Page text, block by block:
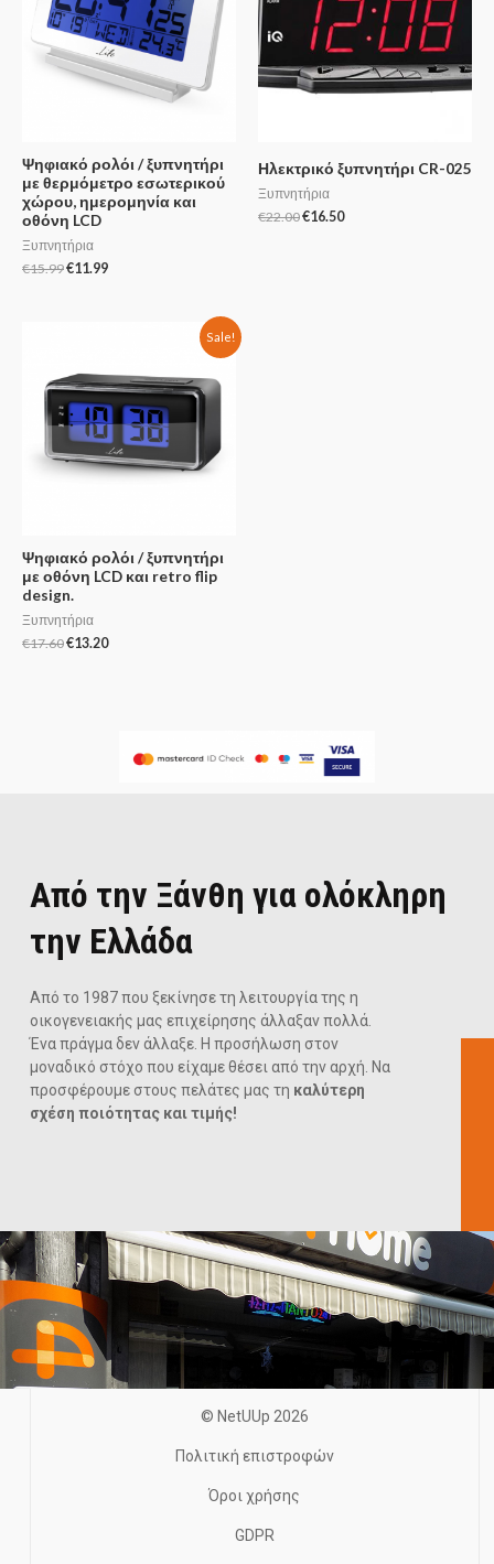
Ψηφιακό ρολόι / ξυπνητήρι
με θερμόμετρο εσωτερικού
χώρου, ημερομηνία και
οθόνη LCD
Ξυπνητήρια
€15.99€11.99
Ηλεκτρικό ξυπνητήρι CR-025
Ξυπνητήρια
€22.00€16.50
Sale!
Ψηφιακό ρολόι / ξυπνητήρι
με οθόνη LCD και retro flip
design.
Ξυπνητήρια
€17.60€13.20
Από την Ξάνθη για ολόκληρη
την Ελλάδα
Από το 1987 που ξεκίνησε τη λειτουργία της η
οικογενειακής μας επιχείρησης άλλαξαν πολλά.
Ένα πράγμα δεν άλλαξε. Η προσήλωση στον
μοναδικό στόχο που είχαμε θέσει από την αρχή. Να
προσφέρουμε στους πελάτες μας τη καλύτερη
σχέση ποιότητας και τιμής!
© NetUUp 2026
Πολιτική επιστροφών
Όροι χρήσης
GDPR